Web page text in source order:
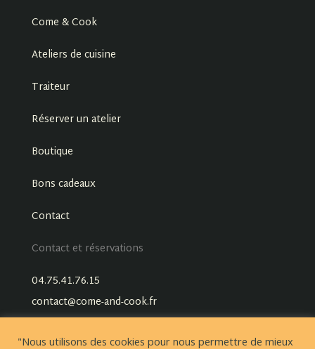
Come & Cook
Ateliers de cuisine
Traiteur
Réserver un atelier
Boutique
Bons cadeaux
Contact
Contact et réservations
04.75.41.76.15
contact@come-and-cook.fr
"Nous utilisons des cookies pour nous permettre de mieux